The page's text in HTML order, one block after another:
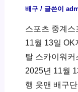
배구/ 글쓴이
스포츠 중계
11월 13일 OK
탈 스카이워커
2025년 11월
행 읏맨 배구